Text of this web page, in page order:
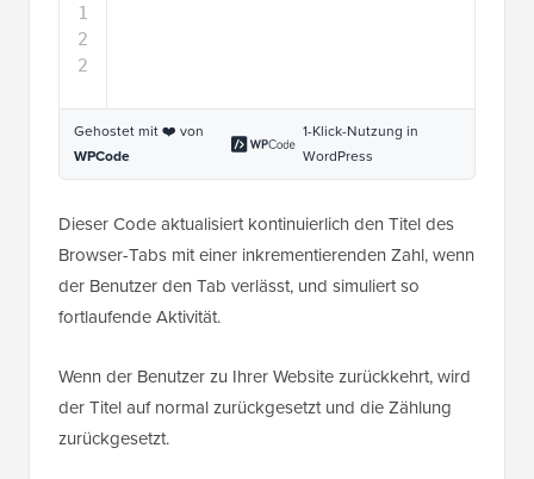
Gehostet mit ❤️ von
WPCode
Dieser Code aktualisiert kontinuierlich den Titel des
Browser-Tabs mit einer inkrementierenden Zahl, wenn
fortlaufende Aktivität.
Wenn der Benutzer zu Ihrer Website zurückkehrt, wird
der Titel auf normal zurückgesetzt und die Zählung
Sobald Sie dies getan haben, scrollen Sie nach unten
zum Abschnitt „Einfügen“. Wählen Sie einfach die